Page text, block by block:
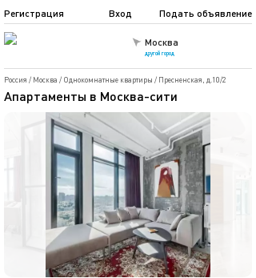
Москва
другой город
Подать объявление
Регистрация Вход
Россия / Москва / Однокомнатные квартиры / Пресненская, д.10/2
Апартаменты в Москва-сити